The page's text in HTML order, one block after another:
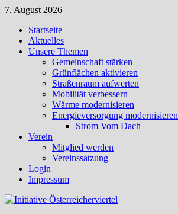
Zum
springen
7. August 2026
Startseite
Aktuelles
Unsere Themen
Gemeinschaft stärken
Grünflächen aktivieren
Straßenraum aufwerten
Mobilität verbessern
Wärme modernisieren
Energieversorgung modernisieren
Strom Vom Dach
Verein
Mitglied werden
Vereinssatzung
Login
Impressum